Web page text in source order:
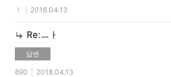
ㅣ 2018.04.13
Re:ㅡㅏ
답변
890 2018.04.13